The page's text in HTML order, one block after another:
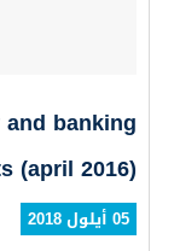
banking
(april 2016)
05 أيلول 2018